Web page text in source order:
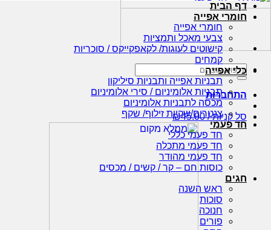
חיפוש
עבור:
התחברות
סל קניות / ₪45.00
דף הבית
חומרי אפייה
חומרי אפייה
צבעי מאכל ותמציות
קישוטים לעוגות/ לקאפקייקס / סוכריות
קמחים
כלי אפייה
תבניות אפייה ותבניות סיליקון
תבניות אלומיניום / סירי אלומיניום
מכסה לתבניות אלומיניום
צנטרים/שקיות זילוף/ שקף
חד פעמי
חד פעמי כללי
חד פעמי מתכלה
חד פעמי מהודר
כוסות חם – קר / קשים / מכסים
חגים
ראש השנה
סוכות
חנוכה
פורים